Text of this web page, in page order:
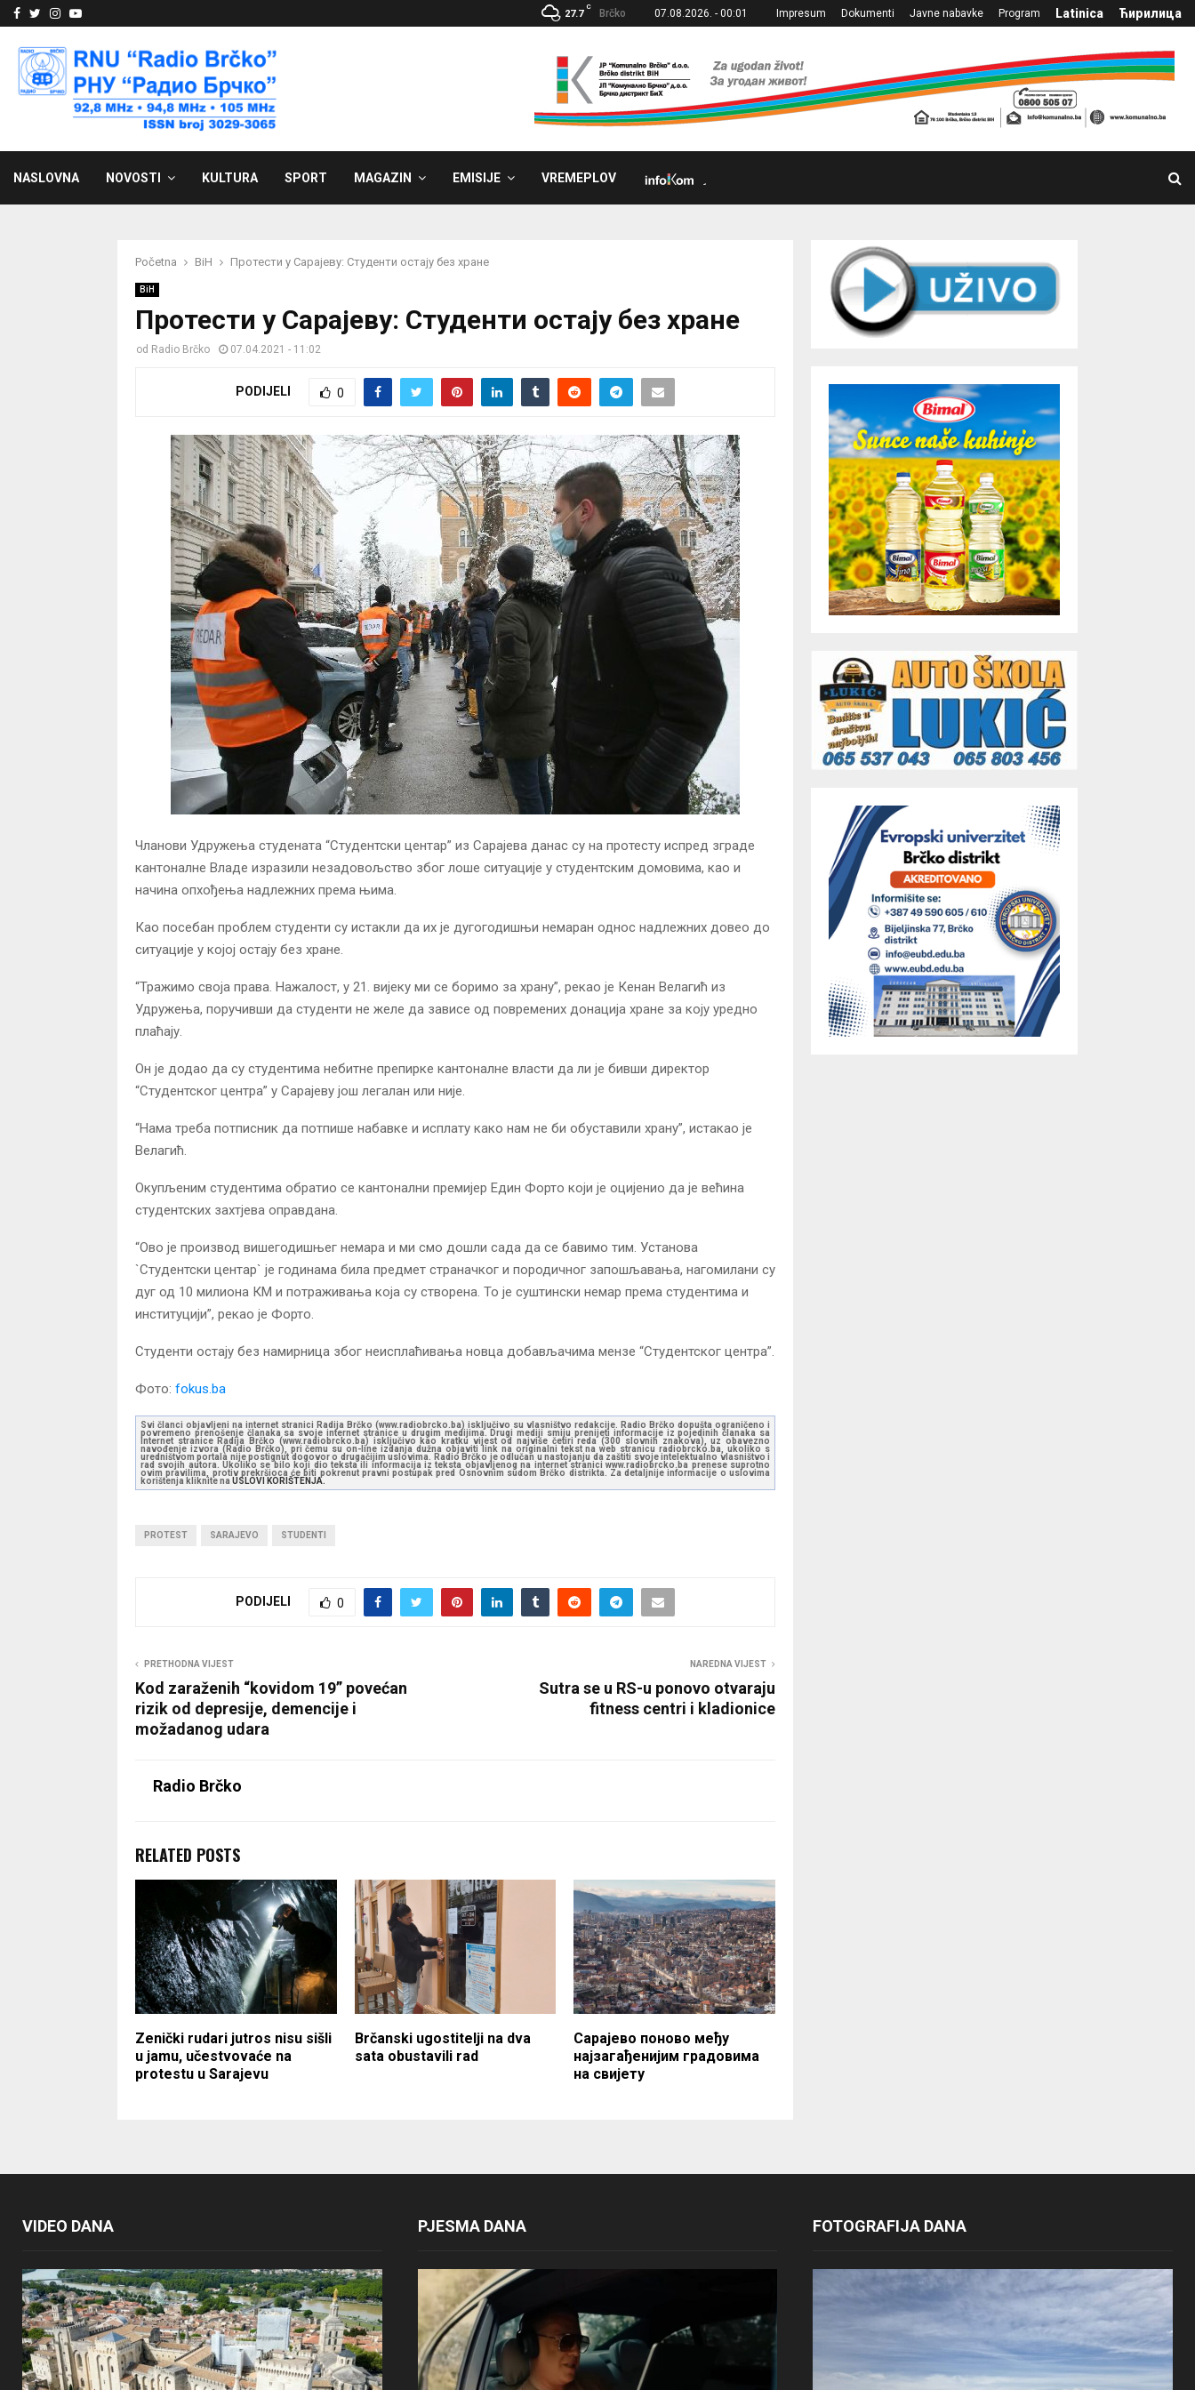
Facebook
Twitter
Instagram
Youtube 27.7
C
Brčko 07.08.2026. - 00:01 Impresum Dokumenti Javne nabavke Program Latinica Ћирилица
NASLOVNA NOVOSTI KULTURA SPORT MAGAZIN EMISIJE VREMEPLOV
Početna BiH Протести у Сарајеву: Студенти остају без хране
BiH
Протести у Сарајеву: Студенти остају без хране
od Radio Brčko 07.04.2021 - 11:02
PODIJELI 0
Чланови Удружења студената “Студентски центар” из Сарајева данас су на протесту испред зграде
кантоналне Владе изразили незадовољство због лоше ситуације у студентским домовима, као и
начина опхођења надлежних према њима.
Као посебан проблем студенти су истакли да их је дугогодишњи немаран однос надлежних довео до
ситуације у којој остају без хране.
“Тражимо своја права. Нажалост, у 21. вијеку ми се боримо за храну”, рекао је Кенан Велагић из
Удружења, поручивши да студенти не желе да зависе од повремених донација хране за коју уредно
плаћају.
Он је додао да су студентима небитне препирке кантоналне власти да ли је бивши директор
“Студентског центра” у Сарајеву још легалан или није.
“Нама треба потписник да потпише набавке и исплату како нам не би обуставили храну”, истакао је
Велагић.
Окупљеним студентима обратио се кантонални премијер Един Форто који је оцијенио да је већина
студентских захтјева оправдана.
“Ово је производ вишегодишњег немара и ми смо дошли сада да се бавимо тим. Установа
`Студентски центар` је годинама била предмет страначког и породичног запошљавања, нагомилани су
дуг од 10 милиона КМ и потраживања која су створена. То је суштински немар према студентима и
институцији”, рекао је Форто.
Студенти остају без намирница због неисплаћивања новца добављачима мензе “Студентског центра”.
Фото: fokus.ba
Svi članci objavljeni na internet stranici Radija Brčko (www.radiobrcko.ba) isključivo su vlasništvo redakcije. Radio Brčko dopušta ograničeno i
povremeno prenošenje članaka sa svoje internet stranice u drugim medijima. Drugi mediji smiju prenijeti informacije iz pojedinih članaka sa
Internet stranice Radija Brčko (www.radiobrcko.ba) isključivo kao kratku vijest od najviše četiri reda (300 slovnih znakova), uz obavezno
navođenje izvora (Radio Brčko), pri čemu su on-line izdanja dužna objaviti link na originalni tekst na web stranicu radiobrcko.ba, ukoliko s
uredništvom portala nije postignut dogovor o drugačijim uslovima. Radio Brčko je odlučan u nastojanju da zaštiti svoje intelektualno vlasništvo i
rad svojih autora. Ukoliko se bilo koji dio teksta ili informacija iz teksta objavljenog na internet stranici www.radiobrcko.ba prenese suprotno
ovim pravilima, protiv prekršioca će biti pokrenut pravni postupak pred Osnovnim sudom Brčko distrikta. Za detaljnije informacije o uslovima
korištenja kliknite na USLOVI KORIŠTENJA.
PROTEST SARAJEVO STUDENTI
PODIJELI 0
PRETHODNA VIJEST
Kod zaraženih “kovidom 19” povećan
rizik od depresije, demencije i
možadanog udara
NAREDNA VIJEST
Sutra se u RS-u ponovo otvaraju
fitness centri i kladionice
Radio Brčko
RELATED POSTS
Zenički rudari jutros nisu sišli
u jamu, učestvovaće na
protestu u Sarajevu
Brčanski ugostitelji na dva
sata obustavili rad
Сарајево поново међу
најзагађенијим градовима
на свијету
VIDEO DANA PJESMA DANA FOTOGRAFIJA DANA